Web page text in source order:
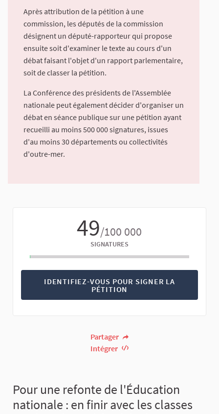
Après attribution de la pétition à une
commission, les députés de la commission
désignent un député-rapporteur qui propose
ensuite soit d'examiner le texte au cours d'un
débat faisant l'objet d'un rapport parlementaire,
soit de classer la pétition.
La Conférence des présidents de l'Assemblée
nationale peut également décider d'organiser un
débat en séance publique sur une pétition ayant
recueilli au moins 500 000 signatures, issues
d'au moins 30 départements ou collectivités
d'outre-mer.
49/100 000
SIGNATURES
IDENTIFIEZ-VOUS POUR SIGNER LA
PÉTITION
Partager
Intégrer
Pour une refonte de l'Éducation
nationale : en finir avec les classes